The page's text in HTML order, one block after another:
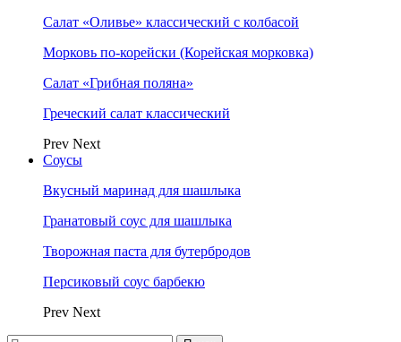
Салат «Оливье» классический с колбасой
Морковь по-корейски (Корейская морковка)
Салат «Грибная поляна»
Греческий салат классический
Prev Next
Соусы
Вкусный маринад для шашлыка
Гранатовый соус для шашлыка
Творожная паста для бутербродов
Персиковый соус барбекю
Prev Next